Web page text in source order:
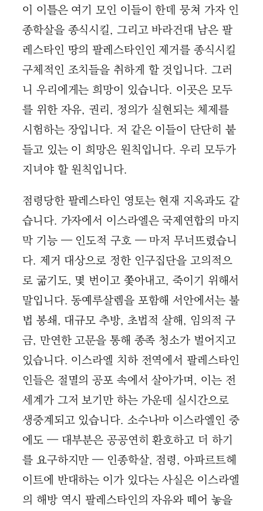
이 이틀은 여기 모인 이들이 한데 뭉쳐 가자 인
종학살을 종식시킬, 그리고 바라건대 남은 팔
레스타인 땅의 팔레스타인인 제거를 종식시킬
구체적인 조치들을 취하게 할 것입니다. 그러
니 우리에게는 희망이 있습니다. 이곳은 모두
를 위한 자유, 권리, 정의가 실현되는 체제를
시험하는 장입니다. 저 같은 이들이 단단히 붙
들고 있는 이 희망은 원칙입니다. 우리 모두가
지녀야 할 원칙입니다.
점령당한 팔레스타인 영토는 현재 지옥과도 같
습니다. 가자에서 이스라엘은 국제연합의 마지
막 기능 — 인도적 구호 — 마저 무너뜨렸습니
다. 제거 대상으로 정한 인구집단을 고의적으
로 굶기도, 몇 번이고 쫓아내고, 죽이기 위해서
말입니다. 동예루살렘을 포함해 서안에서는 불
법 봉쇄, 대규모 추방, 초법적 살해, 임의적 구
금, 만연한 고문을 통해 종족 청소가 벌어지고
있습니다. 이스라엘 치하 전역에서 팔레스타인
인들은 절멸의 공포 속에서 살아가며, 이는 전
세계가 그저 보기만 하는 가운데 실시간으로
생중계되고 있습니다. 소수나마 이스라엘인 중
에도 — 대부분은 공공연히 환호하고 더 하기
를 요구하지만 — 인종학살, 점령, 아파르트헤
이트에 반대하는 이가 있다는 사실은 이스라엘
의 해방 역시 팔레스타인의 자유와 떼어 놓을